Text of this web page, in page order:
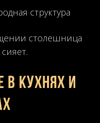
структура
столешница
в кухнях и